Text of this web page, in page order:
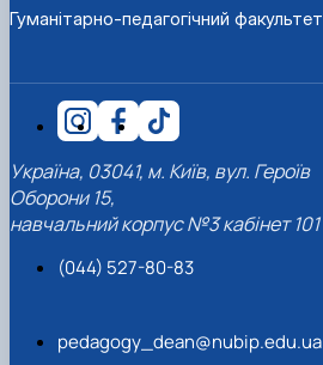
Гуманітарно-педагогічний факультет
Україна, 03041, м. Київ, вул. Героїв
Оборони 15,
навчальний корпус №3 кабінет 101
(044) 527-80-83
pedagogy_dean@nubip.edu.ua